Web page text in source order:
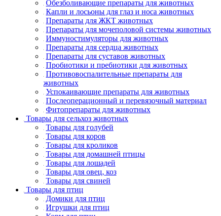
Обезболивающие препараты для животных
Капли и лосьоны для глаз и носа животных
Препараты для ЖКТ животных
Препараты для мочеполовой системы животных
Иммуностимуляторы для животных
Препараты для сердца животных
Препараты для суставов животных
Пробиотики и пребиотики для животных
Противовоспалительные препараты для
животных
Успокаивающие препараты для животных
Послеоперационный и перевязочный материал
Фитопрепараты для животных
Товары для сельхоз животных
Товары для голубей
Товары для коров
Товары для кроликов
Товары для домашней птицы
Товары для лошадей
Товары для овец, коз
Товары для свиней
Товары для птиц
Домики для птиц
Игрушки для птиц